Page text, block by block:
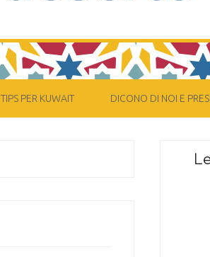
TIPS PER KUWAIT DICONO DI NOI E